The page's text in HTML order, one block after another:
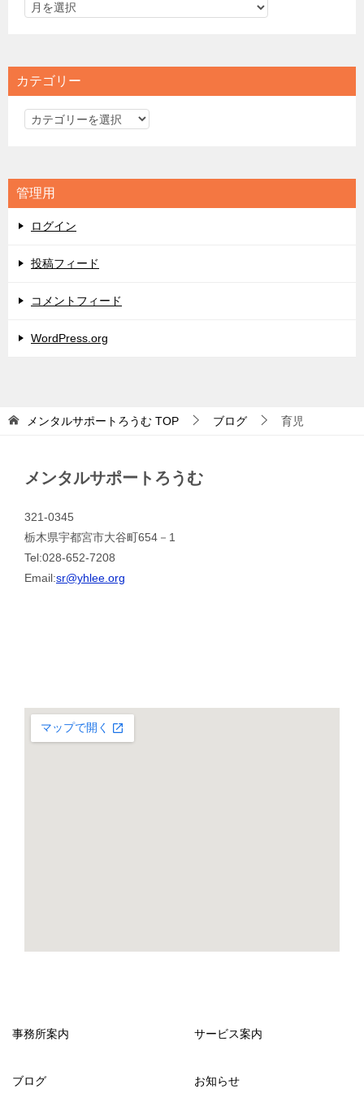
カテゴリー
カ
リ
ー
管理用
ログイン
投稿フィード
コメントフィード
WordPress.org
メンタルサポートろうむ TOP ブログ 育児
メンタルサポートろうむ
321-0345
栃木県宇都宮市大谷町654－1
Tel:028-652-7208
Email:sr@yhlee.org
事務所案内 サービス案内
ブログ お知らせ